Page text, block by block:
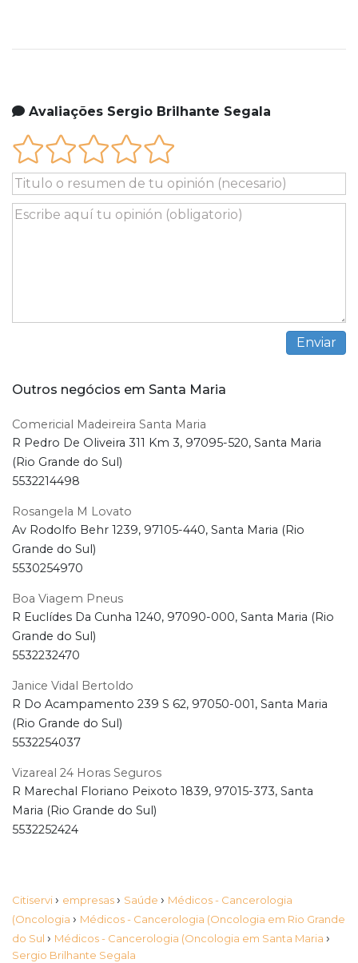
Avaliações Sergio Brilhante Segala
Outros negócios em Santa Maria
Comericial Madeireira Santa Maria
R Pedro De Oliveira 311 Km 3, 97095-520, Santa Maria
(Rio Grande do Sul)
5532214498
Rosangela M Lovato
Av Rodolfo Behr 1239, 97105-440, Santa Maria (Rio
Grande do Sul)
5530254970
Boa Viagem Pneus
R Euclídes Da Cunha 1240, 97090-000, Santa Maria (Rio
Grande do Sul)
5532232470
Janice Vidal Bertoldo
R Do Acampamento 239 S 62, 97050-001, Santa Maria
(Rio Grande do Sul)
5532254037
Vizareal 24 Horas Seguros
R Marechal Floriano Peixoto 1839, 97015-373, Santa
Maria (Rio Grande do Sul)
5532252424
Citiservi › empresas › Saúde › Médicos - Cancerologia
(Oncologia › Médicos - Cancerologia (Oncologia em Rio Grande
do Sul › Médicos - Cancerologia (Oncologia em Santa Maria ›
Sergio Brilhante Segala